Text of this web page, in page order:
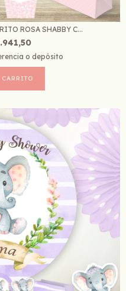
ROSA SHABBY C...
o depósito